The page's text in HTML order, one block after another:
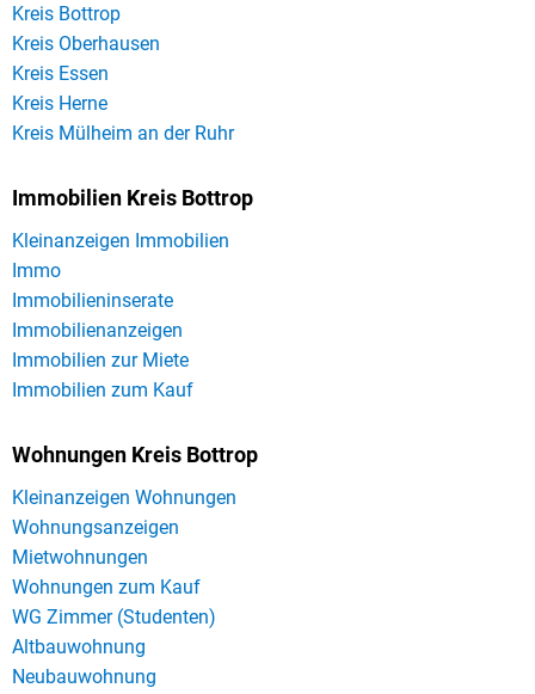
Kreis Bottrop
Kreis Oberhausen
Kreis Essen
Kreis Herne
Kreis Mülheim an der Ruhr
Immobilien Kreis Bottrop
Kleinanzeigen Immobilien
Immo
Immobilieninserate
Immobilienanzeigen
Immobilien zur Miete
Immobilien zum Kauf
Wohnungen Kreis Bottrop
Kleinanzeigen Wohnungen
Wohnungsanzeigen
Mietwohnungen
Wohnungen zum Kauf
WG Zimmer (Studenten)
Altbauwohnung
Neubauwohnung